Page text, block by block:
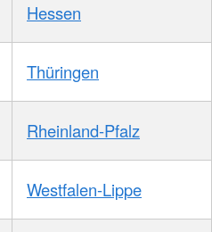
Hessen
Thüringen
Rheinland-Pfalz
Westfalen-Lippe